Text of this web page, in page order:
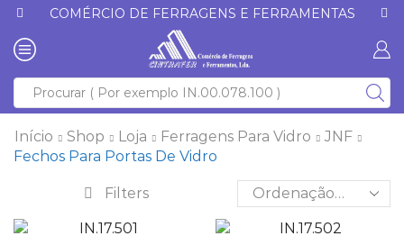
COMÉRCIO DE FERRAGENS E FERRAMENTAS
Início Shop Loja Ferragens Para Vidro
JNF
Fechos Para Portas De Vidro
Filters